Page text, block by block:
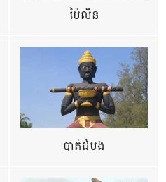
ប៉ៃលិន
បាត់ដំបង